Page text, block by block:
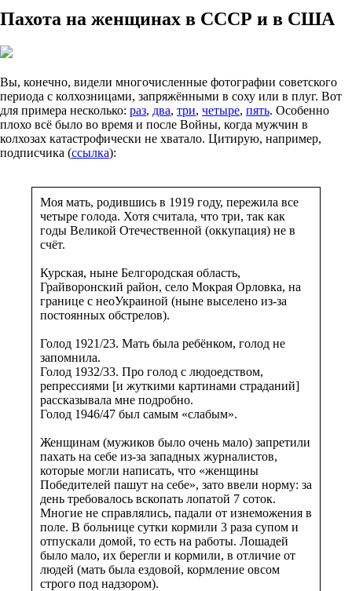
Пахота на женщинах в СССР и в США
Вы, конечно, видели многочисленные фотографии советского
периода с колхозницами, запряжёнными в соху или в плуг. Вот
для примера несколько: раз, два, три, четыре, пять. Особенно
плохо всё было во время и после Войны, когда мужчин в
колхозах катастрофически не хватало. Цитирую, например,
подписчика (ссылка):
Моя мать, родившись в 1919 году, пережила все
четыре голода. Хотя считала, что три, так как
годы Великой Отечественной (оккупация) не в
счёт.
Курская, ныне Белгородская область,
Грайворонский район, село Мокрая Орловка, на
границе с неоУкраиной (ныне выселено из-за
постоянных обстрелов).
Голод 1921/23. Мать была ребёнком, голод не
запомнила.
Голод 1932/33. Про голод с людоедством,
репрессиями [и жуткими картинами страданий]
рассказывала мне подробно.
Голод 1946/47 был самым «слабым».
Женщинам (мужиков было очень мало) запретили
пахать на себе из-за западных журналистов,
которые могли написать, что «женщины
Победителей пашут на себе», зато ввели норму: за
день требовалось вскопать лопатой 7 соток.
Многие не справлялись, падали от изнеможения в
поле. В больнице сутки кормили 3 раза супом и
отпускали домой, то есть на работы. Лошадей
было мало, их берегли и кормили, в отличие от
людей (мать была ездовой, кормление овсом
строго под надзором).